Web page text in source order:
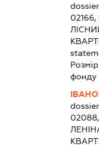
фонду